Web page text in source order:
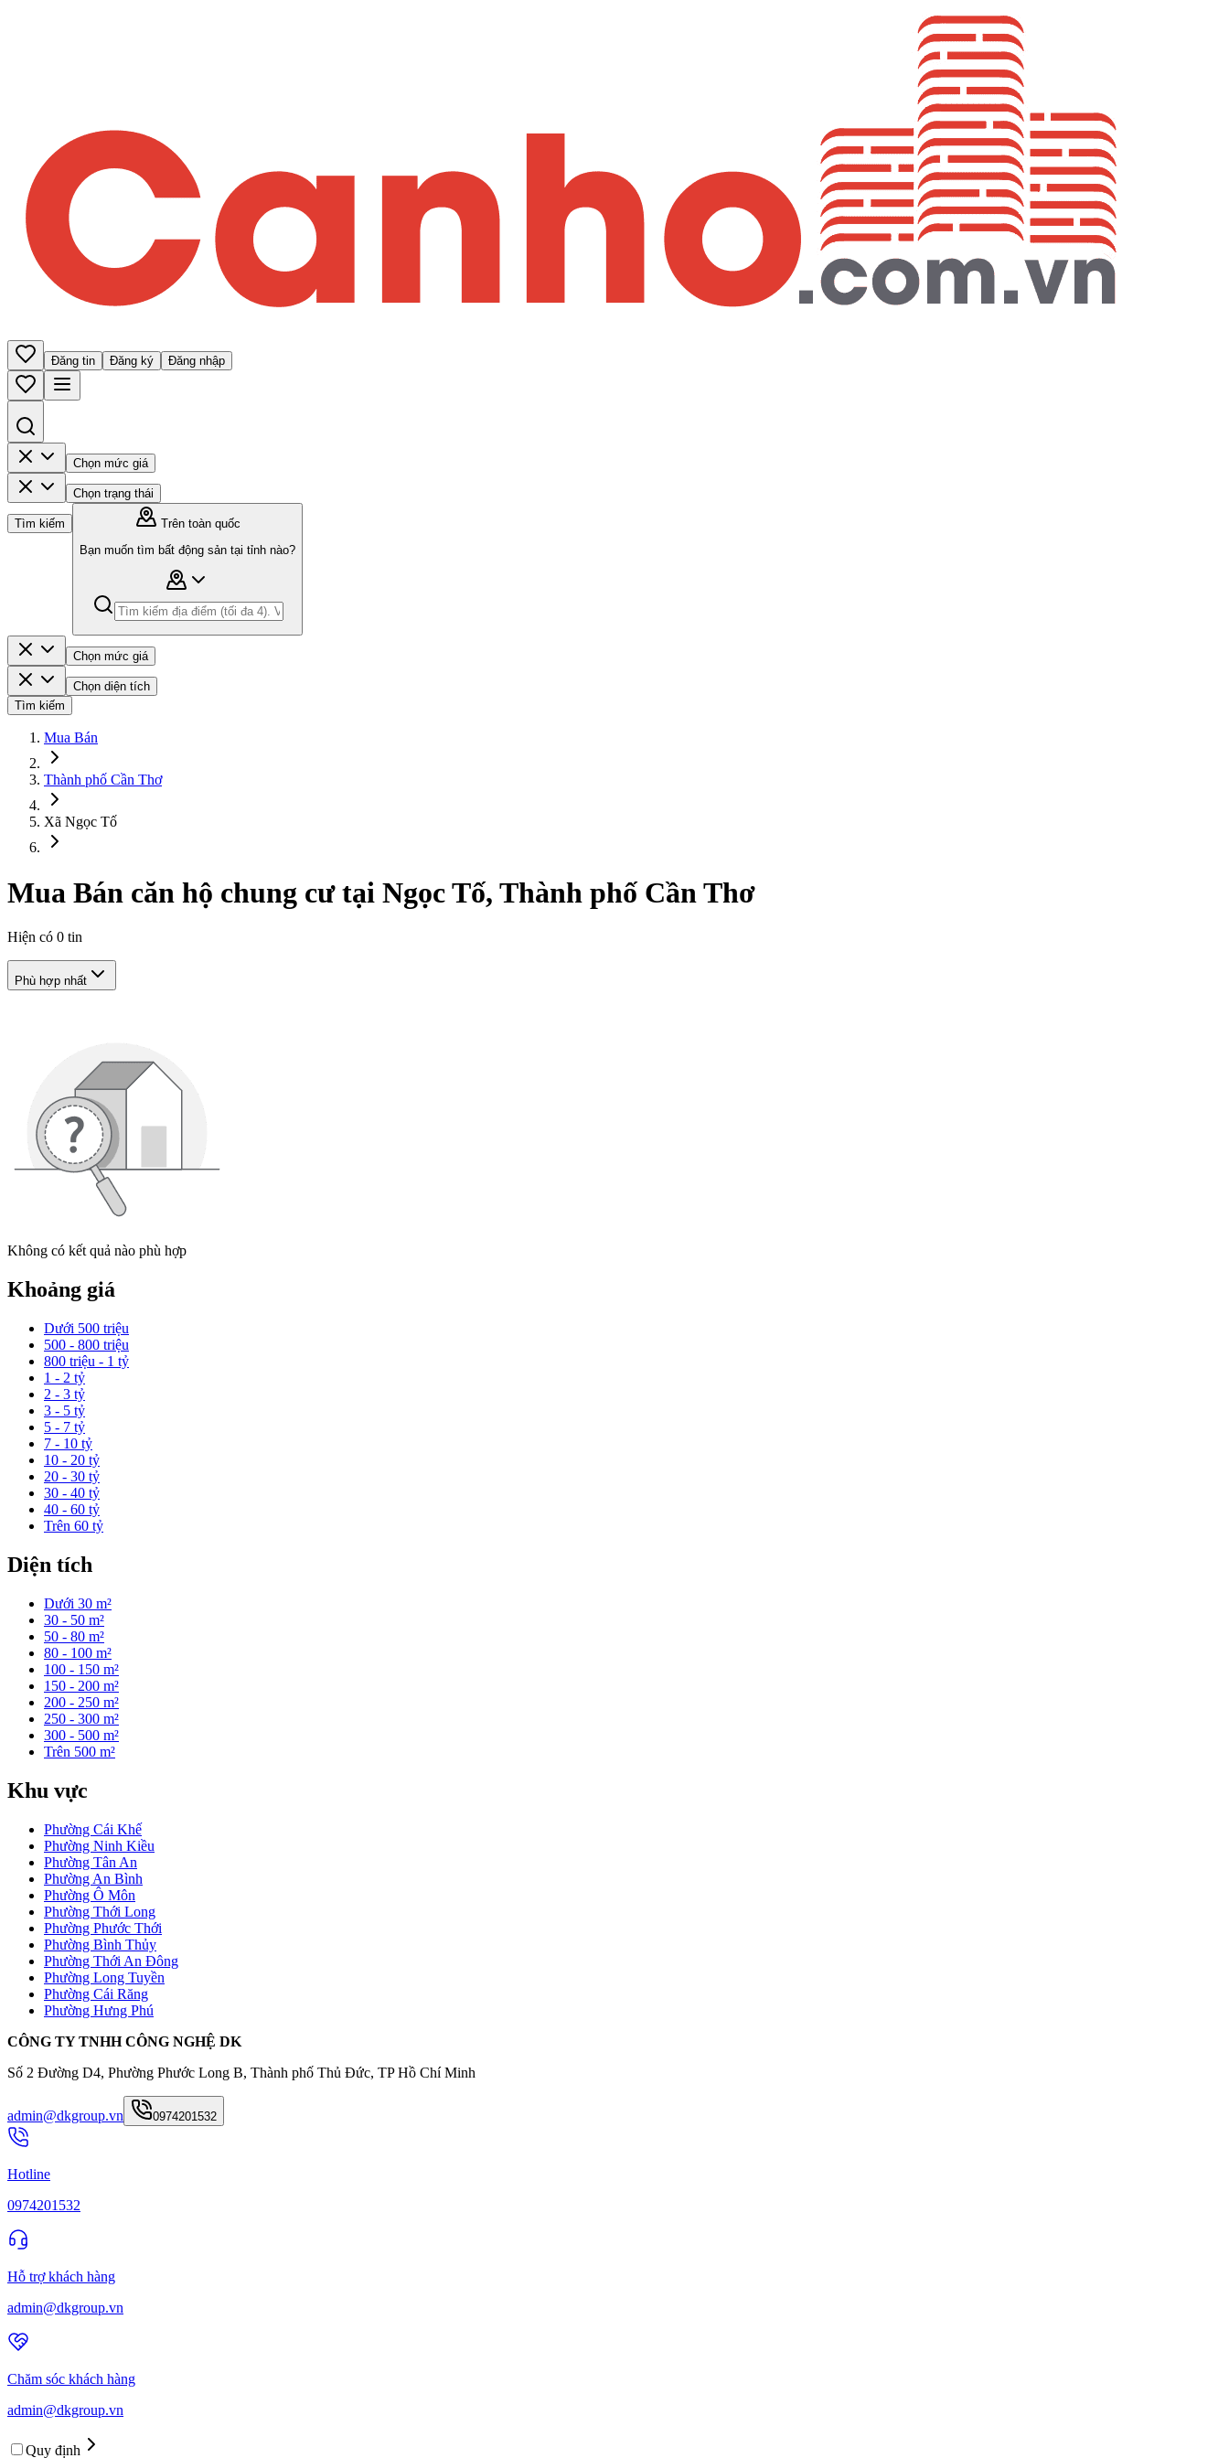
Đăng tin Đăng ký Đăng nhập
Chọn mức giá
Chọn trạng thái
Tìm kiếm
Trên toàn quốc
Bạn muốn tìm bất động sản tại tỉnh nào?
Chọn mức giá
Chọn diện tích
Tìm kiếm
Mua Bán
Thành phố Cần Thơ
Xã Ngọc Tố
Mua Bán căn hộ chung cư tại Ngọc Tố, Thành phố Cần Thơ
Hiện có 0 tin
Phù hợp nhất
Không có kết quả nào phù hợp
Khoảng giá
Dưới 500 triệu
500 - 800 triệu
800 triệu - 1 tỷ
1 - 2 tỷ
2 - 3 tỷ
3 - 5 tỷ
5 - 7 tỷ
7 - 10 tỷ
10 - 20 tỷ
20 - 30 tỷ
30 - 40 tỷ
40 - 60 tỷ
Trên 60 tỷ
Diện tích
Dưới 30 m²
30 - 50 m²
50 - 80 m²
80 - 100 m²
100 - 150 m²
150 - 200 m²
200 - 250 m²
250 - 300 m²
300 - 500 m²
Trên 500 m²
Khu vực
Phường Cái Khế
Phường Ninh Kiều
Phường Tân An
Phường An Bình
Phường Ô Môn
Phường Thới Long
Phường Phước Thới
Phường Bình Thủy
Phường Thới An Đông
Phường Long Tuyền
Phường Cái Răng
Phường Hưng Phú
CÔNG TY TNHH CÔNG NGHỆ DK
Số 2 Đường D4, Phường Phước Long B, Thành phố Thủ Đức, TP Hồ Chí Minh
admin@dkgroup.vn 0974201532
Hotline
0974201532
Hỗ trợ khách hàng
admin@dkgroup.vn
Chăm sóc khách hàng
admin@dkgroup.vn
Quy định